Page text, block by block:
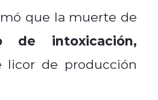
que la muerte de
de intoxicación,
licor de producción